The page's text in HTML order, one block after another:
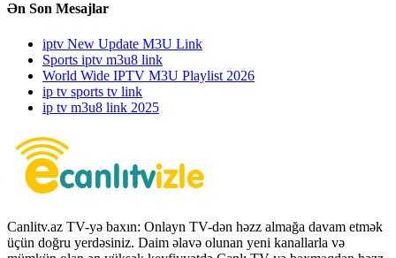
Ən Son Mesajlar
iptv New Update M3U Link
Sports iptv m3u8 link
World Wide IPTV M3U Playlist 2026
ip tv sports tv link
ip tv m3u8 link 2025
Canlitv.az TV-yə baxın: Onlayn TV-dən həzz almağa davam etmək
üçün doğru yerdəsiniz. Daim əlavə olunan yeni kanallarla və